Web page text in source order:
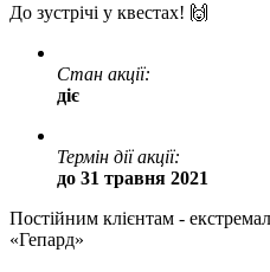
До зустрічі у квестах! 🙌
Стан акції:
діє
Термін дії акції:
до 31 травня 2021
Постійним клієнтам -
«Гепард»